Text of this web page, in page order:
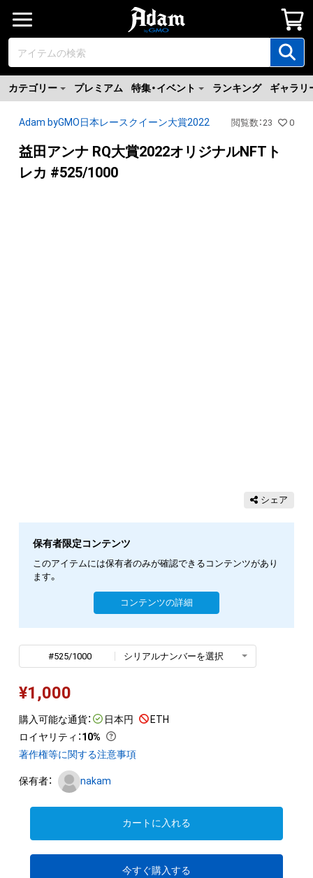
カテゴリー プレミアム 特集・イベント ランキング ギャラリ
Adam byGMO日本レースクイーン大賞2022 閲覧数 ：23 0
益田アンナ RQ大賞2022オリジナルNFTト
レカ #525/1000
シェア
保有者限定コンテンツ
このアイテムには保有者のみが確認できるコンテンツがあり
ます。
コンテンツの詳細
#525/1000 シリアルナンバーを選択
¥1,000
購入可能な通貨： 日本円
ETH
ロイヤリティ ：10%
著作権等に関する注意事項
保有者： nakam
カートに入れる
今すぐ購入する